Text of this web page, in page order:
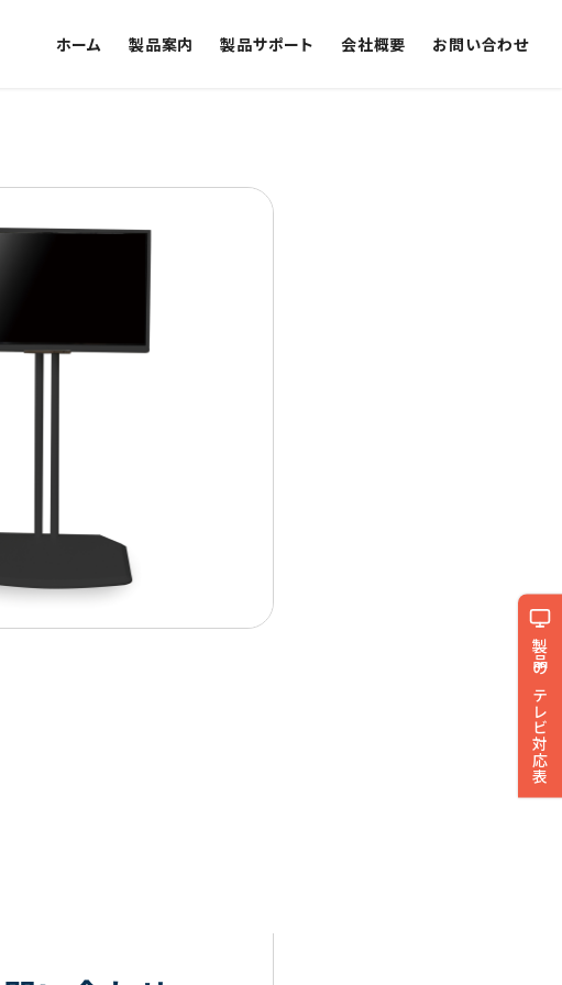
製品のテレビ対応表
ホーム 製品案内 製品サポート 会社概要 お問い合わせ